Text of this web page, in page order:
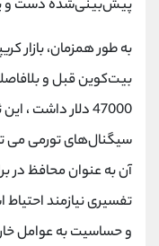
پیش‌بینی‌شده دست و
به طور همزمان، بازار
بیت‌کوین قبل و
47000 دلار داشت
سیگنال‌های تورمی می
آن به عنوان محافظ در
تفسیری نیازمند احتیاط
و حساسیت به عوامل